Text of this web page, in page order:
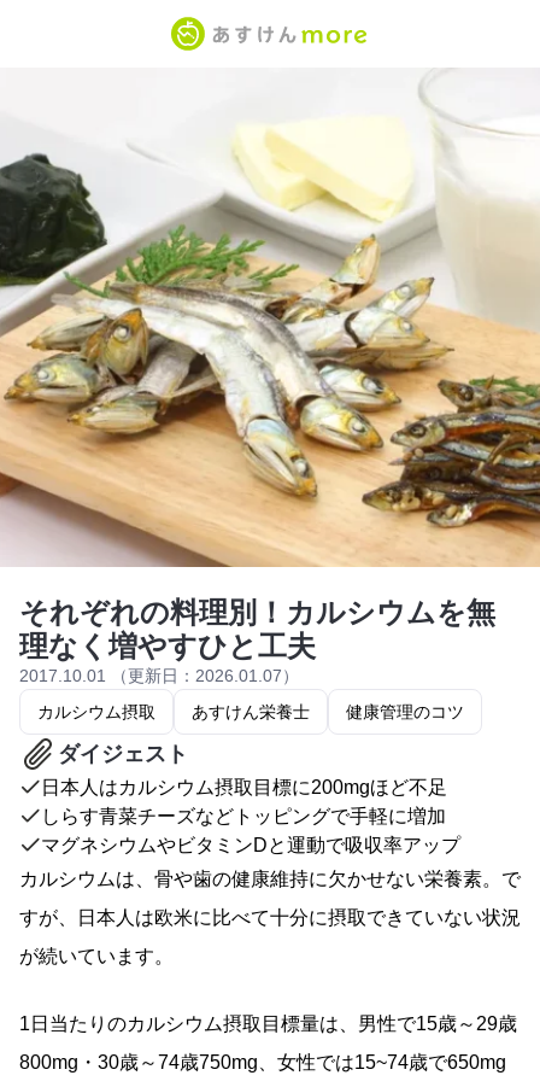
それぞれの料理別！カルシウムを無
理なく増やすひと工夫
2017.10.01 （更新日：2026.01.07）
カルシウム摂取
あすけん栄養士 健康管理のコツ
ダイジェスト
日本人はカルシウム摂取目標に200mgほど不足
しらす青菜チーズなどトッピングで手軽に増加
マグネシウムやビタミンDと運動で吸収率アップ
カルシウムは、骨や歯の健康維持に欠かせない栄養素。で
すが、日本人は欧米に比べて十分に摂取できていない状況
が続いています。
1日当たりのカルシウム摂取目標量は、男性で15歳～29歳
800mg・30歳～74歳750mg、女性では15~74歳で650mg